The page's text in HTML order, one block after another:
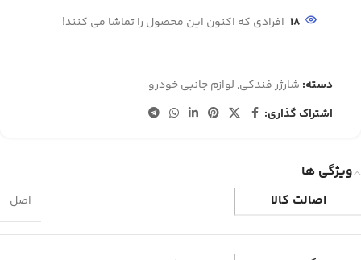
18 افرادی که اکنون این محصول را تماشا می کنند!
دسته: شارژر فندکی, لوازم جانبی خودرو
اشتراک گذاری:
ویژگی ها
اصالت کالا
اصل